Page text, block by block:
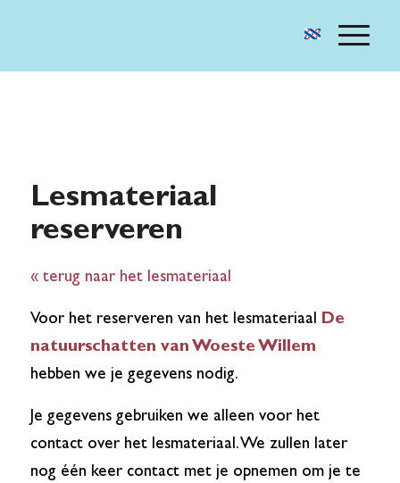
Lesmateriaal
reserveren
« terug naar het lesmateriaal
Voor het reserveren van het lesmateriaal De
natuurschatten van Woeste Willem
hebben we je gegevens nodig.
Je gegevens gebruiken we alleen voor het
contact over het lesmateriaal. We zullen later
nog één keer contact met je opnemen om je te